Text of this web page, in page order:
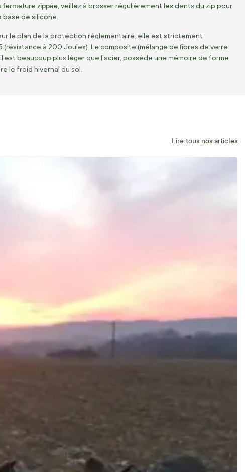
fermeture zippée, veillez à brosser régulièrement les dents du zip pour
base de silicone.
le plan de la protection réglementaire, elle est strictement
à 200 Joules). Le composite (mélange de fibres de verre
beaucoup plus léger que l'acier, possède une mémoire de forme
le froid hivernal du sol.
Lire tous nos articles